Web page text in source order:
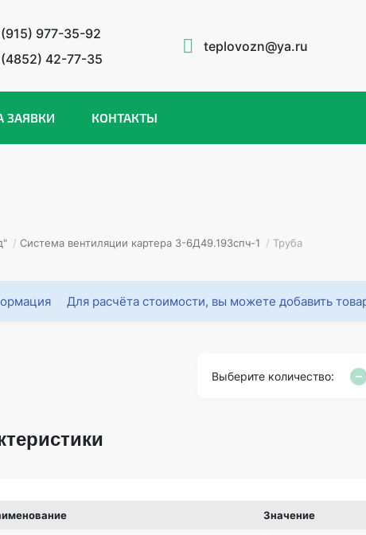
977-35-92
42-77-35
teplovozn@ya.ru
ЗАЯВКИ КОНТАКТЫ
/ Система вентиляции картера 3-6Д49.193спч-1 / Труба
Для расчёта стоимости, вы можете добавить
Выберите количество:
Значение